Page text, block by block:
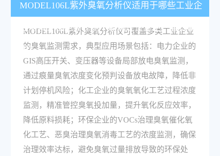
MODEL106L紫外臭氧分析仪适用于哪些工业企
业场景？性能表现能不能满足企业生产管控需
求？
MODEL106L紫外臭氧分析仪可覆盖多类工业企业
的臭氧监测需求，典型应用场景包括：电力企业的
GIS高压开关、变压器等设备局部放电臭氧监测，
通过痕量臭氧浓度变化预判设备放电故障，降低非
计划停机风险；化工企业的臭氧氧化工艺过程浓度
监测，精准管控臭氧投加量，提升氧化反应效率，
降低原料损耗；环保企业的VOCs治理臭氧催化氧
化工艺、恶臭治理臭氧消毒工艺的浓度监测，确保
治理效率达标，避免臭氧过量排放导致的环保处